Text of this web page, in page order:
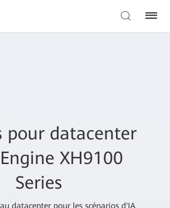
pour datacenter
XH9100
Series
datacenter pour les scénarios d'IA